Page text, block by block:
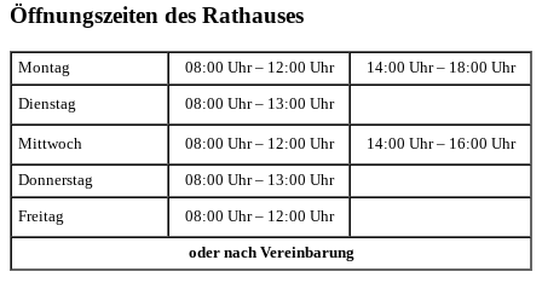
Öffnungszeiten des Rathauses
Montag 08:00 Uhr – 12:00 Uhr 14:00 Uhr – 18:00 Uhr
Dienstag 08:00 Uhr – 13:00 Uhr
Mittwoch 08:00 Uhr – 12:00 Uhr 14:00 Uhr – 16:00 Uhr
Donnerstag 08:00 Uhr – 13:00 Uhr
Freitag 08:00 Uhr – 12:00 Uhr
oder nach Vereinbarung